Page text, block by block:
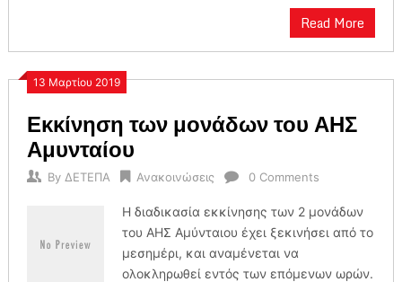
Read More
13 Μαρτίου 2019
Εκκίνηση των μονάδων του ΑΗΣ
Αμυνταίου
By ΔΕΤΕΠΑ Ανακοινώσεις 0 Comments
Η διαδικασία εκκίνησης των 2 μονάδων
του ΑΗΣ Αμύνταιου έχει ξεκινήσει από το
μεσημέρι, και αναμένεται να
ολοκληρωθεί εντός των επόμενων ωρών.